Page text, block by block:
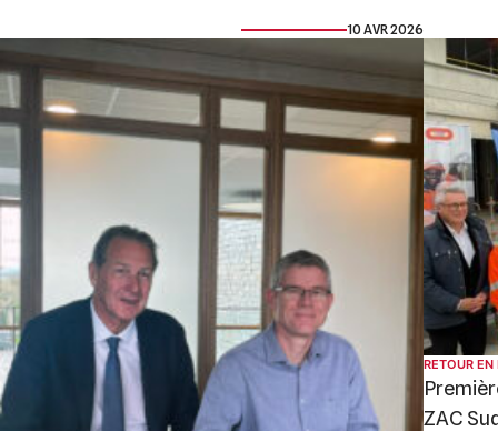
10 AVR 2026
RETOUR EN
ZAC